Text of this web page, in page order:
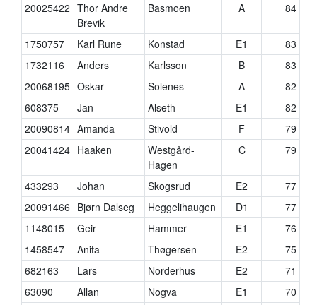
20025422 Thor Andre
Brevik
Basmoen A 84
1750757 Karl Rune Konstad E1
83
1732116
Anders Karlsson B
83
20068195 Oskar Solenes A
82
608375
Jan Alseth E1
82
20090814 Amanda Stivold F
79
20041424 Haaken
Westgård-
Hagen
C 79
433293 Johan Skogsrud E2
77
20091466 Bjørn Dalseg Heggelihaugen D1
77
1148015
Geir Hammer E1
76
1458547
Anita Thøgersen E2
75
682163
Lars Norderhus E2
71
63090
Allan Nogva E1
70